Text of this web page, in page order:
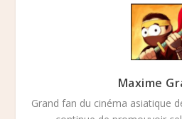
Maxime
Grand fan du cinéma asiatique